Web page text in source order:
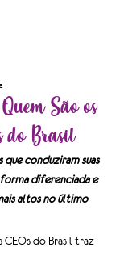
São os
do Brasil
que conduziram suas
forma diferenciada e
altos no último
do Brasil traz